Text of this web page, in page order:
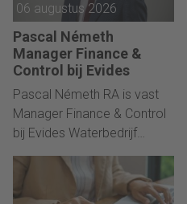
06 augustus 2026
Pascal Németh
Manager Finance &
Control bij Evides
Pascal Németh RA is vast
Manager Finance & Control
bij Evides Waterbedrijf
geworden.